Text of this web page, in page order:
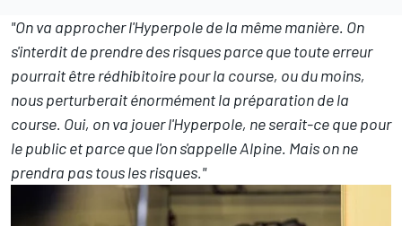
"On va approcher l'Hyperpole de la même manière. On
s'interdit de prendre des risques parce que toute erreur
pourrait être rédhibitoire pour la course, ou du moins,
nous perturberait énormément la préparation de la
course. Oui, on va jouer l'Hyperpole, ne serait-ce que pour
le public et parce que l'on s'appelle Alpine. Mais on ne
prendra pas tous les risques."